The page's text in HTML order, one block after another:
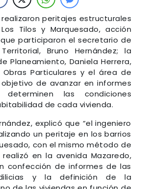
realizaron peritajes estructurales
Tilos y Marquesado, acción
participaron el secretario de
Bruno Hernández; la
Planeamiento, Daniela Herrera,
Particulares y el área de
de avanzar en informes
las condiciones
de cada vivienda.
explicó que “el ingeniero
un peritaje en los barrios
con el mismo método de
en la avenida Mazaredo,
confección de informes de las
y la definición de la